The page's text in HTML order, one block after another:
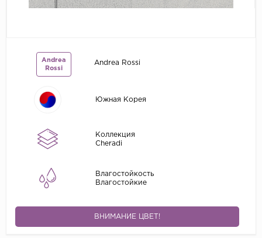
Andrea
Rossi
Andrea Rossi
Южная Корея
Коллекция
Cheradi
Влагостойкость
Влагостойкие
ВНИМАНИЕ ЦВЕТ!